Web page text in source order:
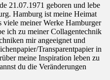
21.07.1971 geboren und lebe
Hamburg ist meine Heimat
viele meiner Werke Hamburger
ich zu meiner Collagentechnik
mir angeeignet und
Transparentpapier in
meine Inspiration leben zu
du die Veränderungen